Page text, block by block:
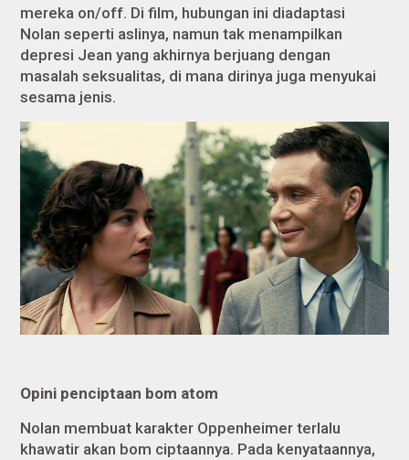
mereka on/off. Di film, hubungan ini diadaptasi
Nolan seperti aslinya, namun tak menampilkan
depresi Jean yang akhirnya berjuang dengan
masalah seksualitas, di mana dirinya juga menyukai
sesama jenis.
Opini penciptaan bom atom
Nolan membuat karakter Oppenheimer terlalu
khawatir akan bom ciptaannya. Pada kenyataannya,